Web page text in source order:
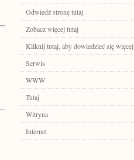
Odwiedź stronę tutaj
Zobacz więcej tutaj
Kliknij tutaj, aby dowiedzieć się więcej
Serwis
WWW
Tutaj
Witryna
Internet